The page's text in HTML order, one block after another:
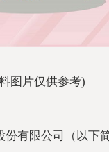
图片仅供参考)
有限公司（以下